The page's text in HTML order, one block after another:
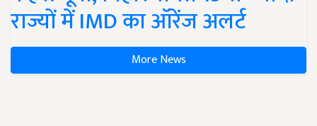
राज्यों में IMD का ऑरेंज अलर्ट
More News